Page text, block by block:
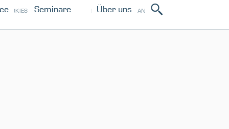
COOKIES IMPRESSUM PRESSE ANMELDEN
Seminare Über uns